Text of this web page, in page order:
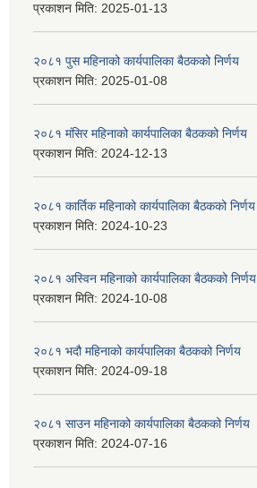
प्रकाशन मिति: 2025-01-13
२०८१ पुस महिनाको कार्यपालिका बैठकको निर्णय
प्रकाशन मिति: 2025-01-08
२०८१ मंसिर महिनाको कार्यपालिका बैठकको निर्णय
प्रकाशन मिति: 2024-12-13
२०८१ कार्तिक महिनाको कार्यपालिका बैठकको निर्णय
प्रकाशन मिति: 2024-10-23
२०८१ अस्विन महिनाको कार्यपालिका बैठकको निर्णय
प्रकाशन मिति: 2024-10-08
२०८१ भदौ महिनाको कार्यपालिका बैठकको निर्णय
प्रकाशन मिति: 2024-09-18
२०८१ साउन महिनाको कार्यपालिका बैठकको निर्णय
प्रकाशन मिति: 2024-07-16